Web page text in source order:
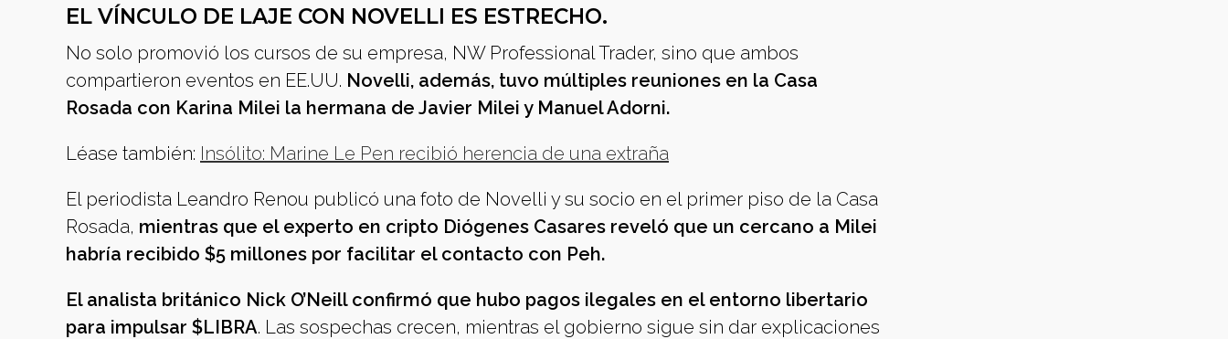
EL VÍNCULO DE LAJE CON NOVELLI ES ESTRECHO.
No solo promovió los cursos de su empresa, NW Professional Trader, sino que ambos
compartieron eventos en EE.UU. Novelli, además, tuvo múltiples reuniones en la Casa
Rosada con Karina Milei la hermana de Javier Milei y Manuel Adorni.
Léase también: Insólito: Marine Le Pen recibió herencia de una extraña
El periodista Leandro Renou publicó una foto de Novelli y su socio en el primer piso de la Casa
Rosada, mientras que el experto en cripto Diógenes Casares reveló que un cercano a Milei
habría recibido $5 millones por facilitar el contacto con Peh.
El analista británico Nick O’Neill confirmó que hubo pagos ilegales en el entorno libertario
para impulsar $LIBRA. Las sospechas crecen, mientras el gobierno sigue sin dar explicaciones